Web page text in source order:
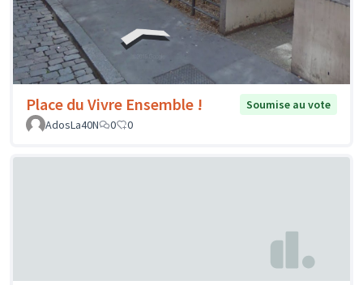
Place du Vivre Ensemble !
Soumise au vote
AdosLa40N
0 0